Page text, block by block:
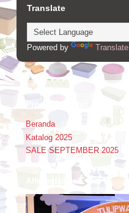
Translate
Powered by Translate
Promo Booklet
Beranda
Katalog 2025
SALE SEPTEMBER 2025
Alhamdulillah